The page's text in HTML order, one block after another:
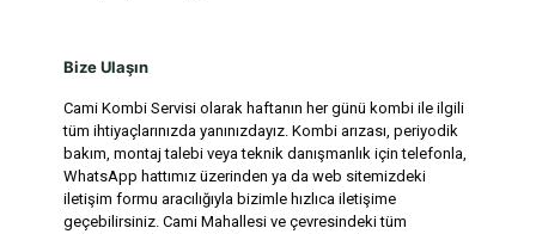
Bize Ulaşın
Cami Kombi Servisi olarak haftanın her günü kombi ile ilgili
tüm ihtiyaçlarınızda yanınızdayız. Kombi arızası, periyodik
bakım, montaj talebi veya teknik danışmanlık için telefonla,
WhatsApp hattımız üzerinden ya da web sitemizdeki
iletişim formu aracılığıyla bizimle hızlıca iletişime
geçebilirsiniz. Cami Mahallesi ve çevresindeki tüm